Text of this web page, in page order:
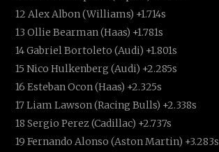
12 Alex Albon (Williams) +1.714s
13 Ollie Bearman (Haas) +1.781s
14 Gabriel Bortoleto (Audi) +1.801s
15 Nico Hulkenberg (Audi) +2.285s
16 Esteban Ocon (Haas) +2.325s
17 Liam Lawson (Racing Bulls) +2.338s
18 Sergio Perez (Cadillac) +2.737s
19 Fernando Alonso (Aston Martin) +3.283s